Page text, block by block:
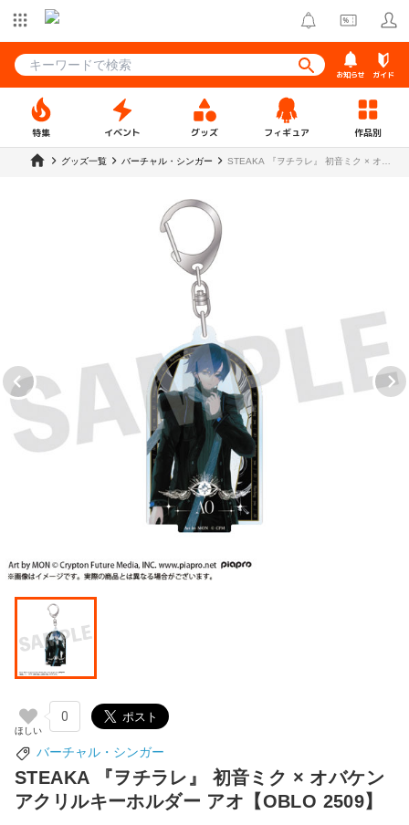
お知らせ ガイド
特集 イベント グッズ フィギュア 作品別
グッズ一覧 バーチャル・シンガー
STEAKA 『ヲチラレ』 初音ミク × オバ
0
バーチャル・シンガー
STEAKA 『ヲチラレ』 初音ミク × オバケン
アクリルキーホルダー アオ【OBLO 2509】